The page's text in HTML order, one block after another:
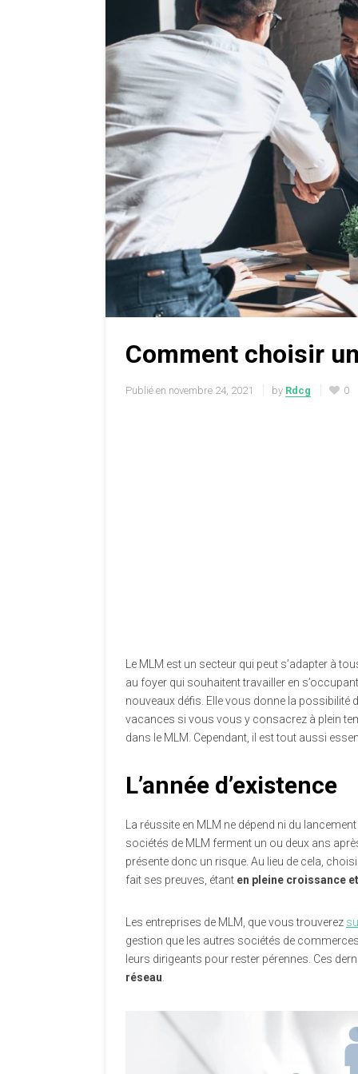
Comment choisir
Publié en novembre 24, 2021 by Rdcg 0
Le MLM est un secteur qui peut s’adapter à
au foyer qui souhaitent travailler en
nouveaux défis. Elle vous donne la possibilité
vacances si vous vous y consacrez à plein
dans le MLM. Cependant, il est tout aussi
L’année d’existence
La réussite en MLM ne dépend ni du
sociétés de MLM ferment un ou deux ans
présente donc un risque. Au lieu de cela,
fait ses preuves, étant en pleine croissance
Les entreprises de MLM, que vous trouverez
gestion que les autres sociétés de
leurs dirigeants pour rester pérennes. Ces
réseau.